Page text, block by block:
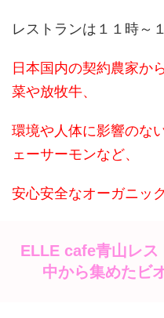
レストランは１１時～
日本国内の契約農家か
菜や放牧牛、
環境や人体に影響のな
ェーサーモンなど、
安心安全なオーガニッ
ELLE cafe青山レス
中から集めたビ